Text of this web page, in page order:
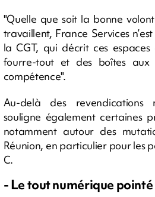
"Quelle que soit la bonne
travaillent, France Services
la CGT, qui décrit ces
fourre-tout et des boîtes aux
compétence".
Au-delà des revendications
souligne également certaines
notamment autour des
Réunion, en particulier pour les
C.
- Le tout numérique